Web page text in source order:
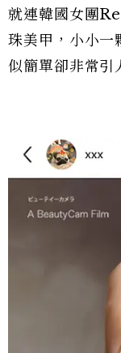
就連韓國女團
珠美甲，小小一
似簡單卻非常引